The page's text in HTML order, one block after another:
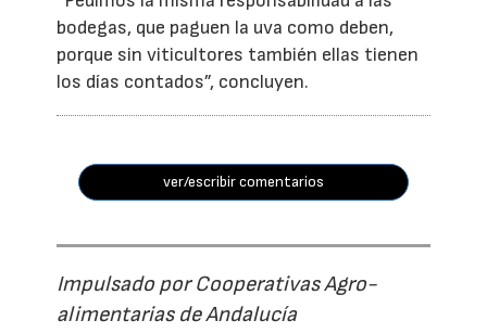
bodegas, que paguen la uva como deben,
porque sin viticultores también ellas tienen
los días contados”, concluyen.
ver/escribir comentarios
Impulsado por Cooperativas Agro-
alimentarias de Andalucía